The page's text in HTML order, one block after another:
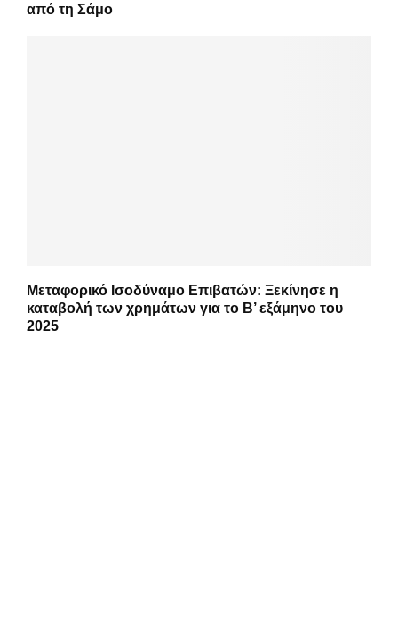
από τη Σάμο
Μεταφορικό Ισοδύναμο Επιβατών: Ξεκίνησε η
καταβολή των χρημάτων για το Β’ εξάμηνο του
2025